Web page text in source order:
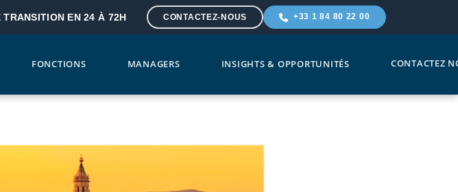
EN 24 À 72H CONTACTEZ-NOUS +33 1 84 80 22 00
FONCTIONS MANAGERS INSIGHTS & OPPORTUNITÉS CONTACTEZ